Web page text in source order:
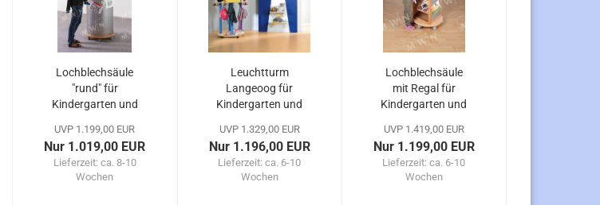
Lochblechsäule
"rund" für
Kindergarten und
UVP 1.199,00 EUR
Nur 1.019,00 EUR
Lieferzeit: ca. 8-10
Wochen
Leuchtturm
Langeoog für
Kindergarten und
UVP 1.329,00 EUR
Nur 1.196,00 EUR
Lieferzeit:ca. 6-10
Wochen
Lochblechsäule
mit Regal für
Kindergarten und
UVP 1.419,00 EUR
Nur 1.199,00 EUR
Lieferzeit:ca. 6-10
Wochen